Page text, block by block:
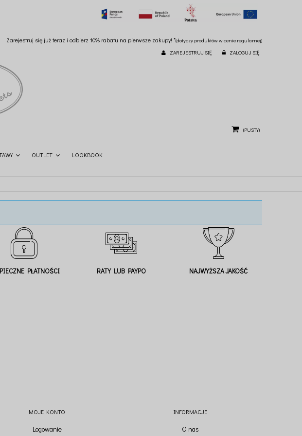
Zarejestruj się już teraz i odbierz 10% rabatu na pierwsze zakupy! *(dotyczy produktów w cenie regularnej)
ZAREJESTRUJ SIĘ ZALOGUJ SIĘ
(PUSTY)
OUTLET LOOKBOOK
PŁATNOŚCI RATY LUB PAYPO NAJWYŻSZA JAKOŚĆ
MOJE KONTO
Logowanie
INFORMACJE
O nas